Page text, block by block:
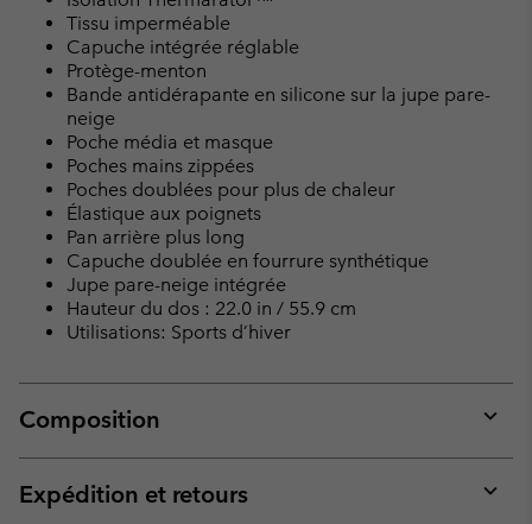
Tissu imperméable
Capuche intégrée réglable
Protège-menton
Bande antidérapante en silicone sur la jupe pare-
neige
Poche média et masque
Poches mains zippées
Poches doublées pour plus de chaleur
Élastique aux poignets
Pan arrière plus long
Capuche doublée en fourrure synthétique
Jupe pare-neige intégrée
Hauteur du dos : 22.0 in / 55.9 cm
Utilisations: Sports d’hiver
Composition
or
Expédition et retours